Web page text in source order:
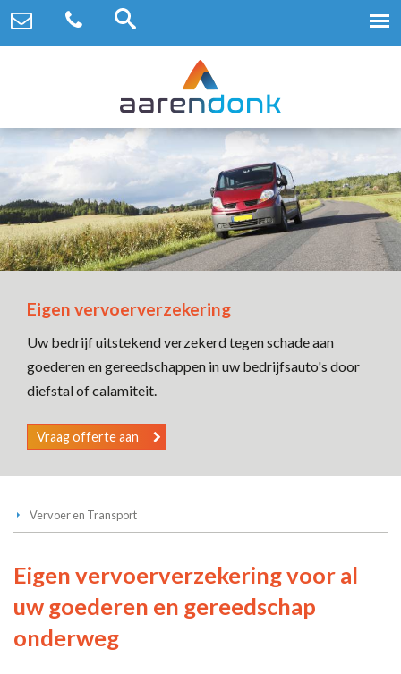
Eigen vervoerverzekering
Uw bedrijf uitstekend verzekerd tegen schade aan
goederen en gereedschappen in uw bedrijfsauto's door
diefstal of calamiteit.
Vraag offerte aan
Vervoer en Transport
Eigen vervoerverzekering voor al
uw goederen en gereedschap
onderweg